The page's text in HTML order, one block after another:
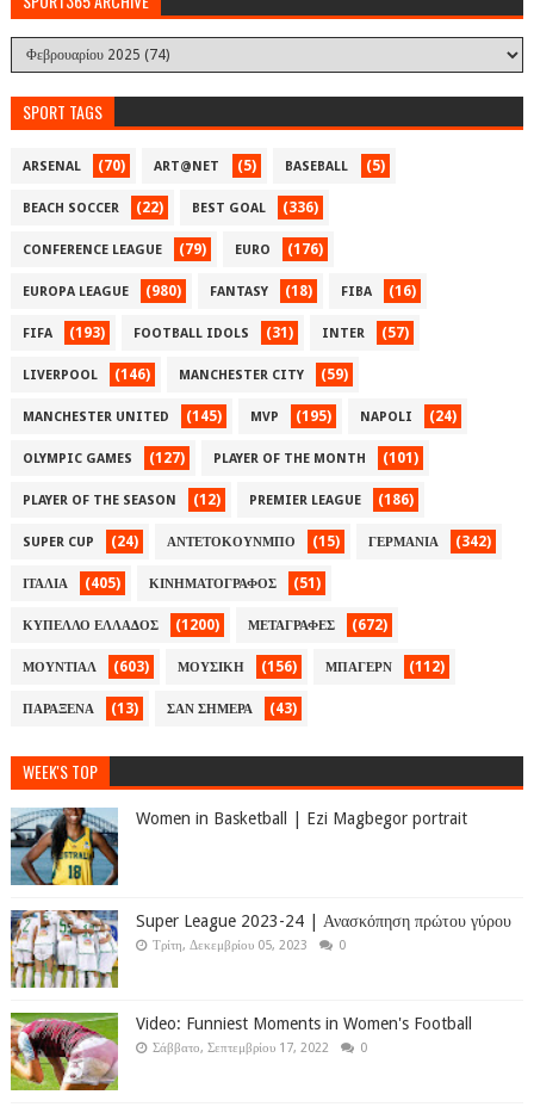
SPORT TAGS
ARSENAL (70) ART@NET (5) BASEBALL (5)
BEACH SOCCER (22) BEST GOAL (336)
CONFERENCE LEAGUE (79) EURO (176)
EUROPA LEAGUE (980) FANTASY (18) FIBA (16)
FIFA (193) FOOTBALL IDOLS (31) INTER (57)
LIVERPOOL (146) MANCHESTER CITY (59)
MANCHESTER UNITED (145) MVP (195) NAPOLI (24)
OLYMPIC GAMES (127) PLAYER OF THE MONTH (101)
PLAYER OF THE SEASON (12) PREMIER LEAGUE (186)
SUPER CUP (24) ΑΝΤΕΤΟΚΟΥΝΜΠΟ (15) ΓΕΡΜΑΝΙΑ (342)
ΙΤΑΛΙΑ (405) ΚΙΝΗΜΑΤΟΓΡΑΦΟΣ (51)
ΚΥΠΕΛΛΟ ΕΛΛΑΔΟΣ (1200) ΜΕΤΑΓΡΑΦΕΣ (672)
ΜΟΥΝΤΙΑΛ (603) ΜΟΥΣΙΚΗ (156) ΜΠΑΓΕΡΝ (112)
ΠΑΡΑΞΕΝΑ (13) ΣΑΝ ΣΗΜΕΡΑ (43)
WEEK'S TOP
Women in Basketball | Ezi Magbegor portrait
Super League 2023-24 | Ανασκόπηση πρώτου γύρου
Τρίτη, Δεκεμβρίου 05, 2023 0
Video: Funniest Moments in Women's Football
Σάββατο, Σεπτεμβρίου 17, 2022 0